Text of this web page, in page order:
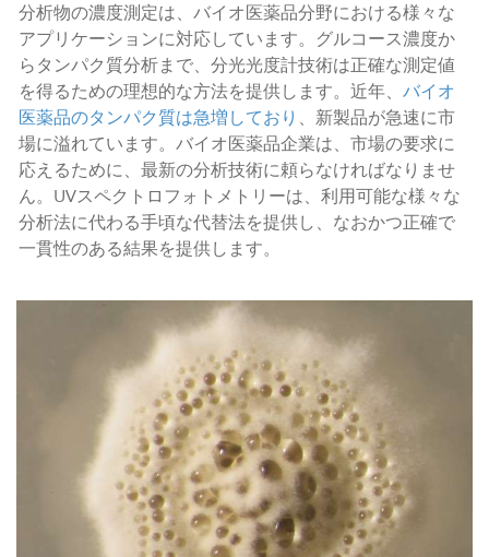
分析物の濃度測定は、バイオ医薬品分野における様々な
アプリケーションに対応しています。グルコース濃度か
らタンパク質分析まで、分光光度計技術は正確な測定値
を得るための理想的な方法を提供します。近年、 バイオ
医薬品のタンパク質は急増しており 、新製品が急速に市
場に溢れています。バイオ医薬品企業は、市場の要求に
応えるために、最新の分析技術に頼らなければなりませ
ん。UVスペクトロフォトメトリーは、利用可能な様々な
分析法に代わる手頃な代替法を提供し、なおかつ正確で
一貫性のある結果を提供します。